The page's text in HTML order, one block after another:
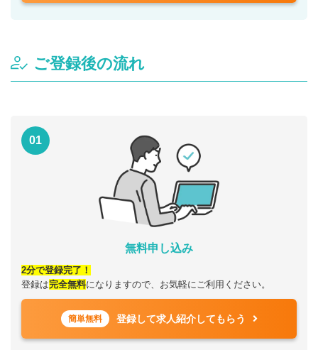
ご登録後の流れ
01
無料申し込み
2分で登録完了！
登録は完全無料になりますので、お気軽にご利用ください。
簡単無料 登録して求人紹介してもらう